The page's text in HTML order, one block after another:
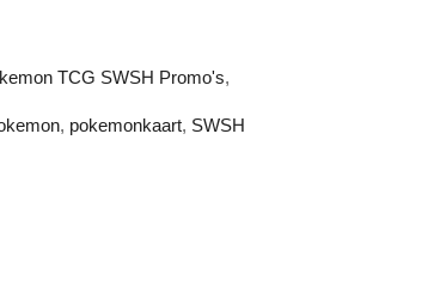
TCG SWSH Promo's,
, pokemonkaart, SWSH